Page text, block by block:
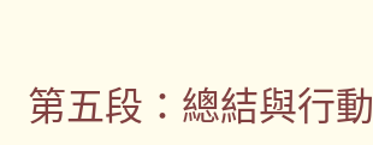
第五段：總結與行